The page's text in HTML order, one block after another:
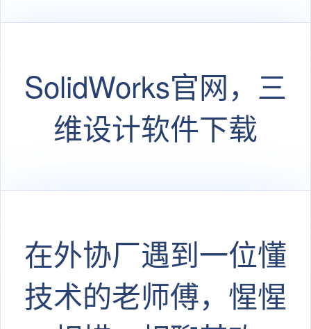
SolidWorks官网，三
维设计软件下载
在外协厂遇到一位懂
技术的老师傅，惺惺